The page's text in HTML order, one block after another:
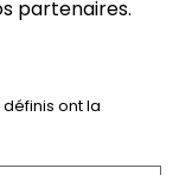
partenaires.
ont la